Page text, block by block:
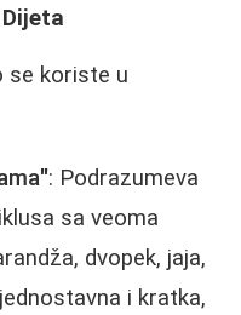
se koriste u
: Podrazumeva
sa veoma
dvopek, jaja,
i kratka,